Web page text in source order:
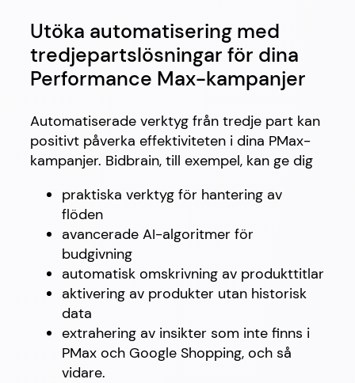
Utöka automatisering med
tredjepartslösningar för dina
Performance Max-kampanjer
Automatiserade verktyg från tredje part kan
positivt påverka effektiviteten i dina PMax-
kampanjer. Bidbrain, till exempel, kan ge dig
praktiska verktyg för hantering av
flöden
avancerade AI-algoritmer för
budgivning
automatisk omskrivning av produkttitlar
aktivering av produkter utan historisk
data
extrahering av insikter som inte finns i
PMax och Google Shopping, och så
vidare.